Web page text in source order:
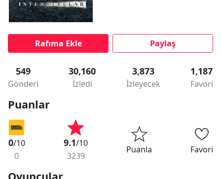
Rafıma Ekle Paylaş
549
Gönderi
30,160
İzledi
3,873
İzleyecek
1,187
Favori
Puanlar
0/10
0
9.1/10
3239
Puanla Favori